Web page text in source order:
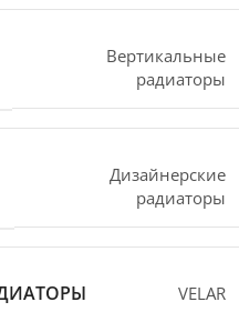
Вертикальные
радиаторы
Дизайнерские
радиаторы
VELAR